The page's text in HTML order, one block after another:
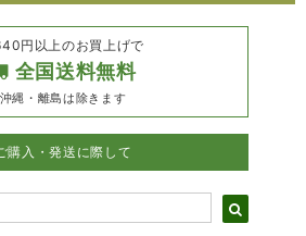
円以上のお買上げで
全国送料無料
沖縄・離島は除きます
購入・発送に際して